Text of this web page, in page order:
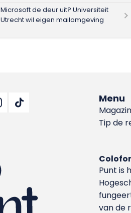
Microsoft de deur uit? Universiteit
Utrecht wil eigen mailomgeving
Menu
Tip de
Punt is
van de